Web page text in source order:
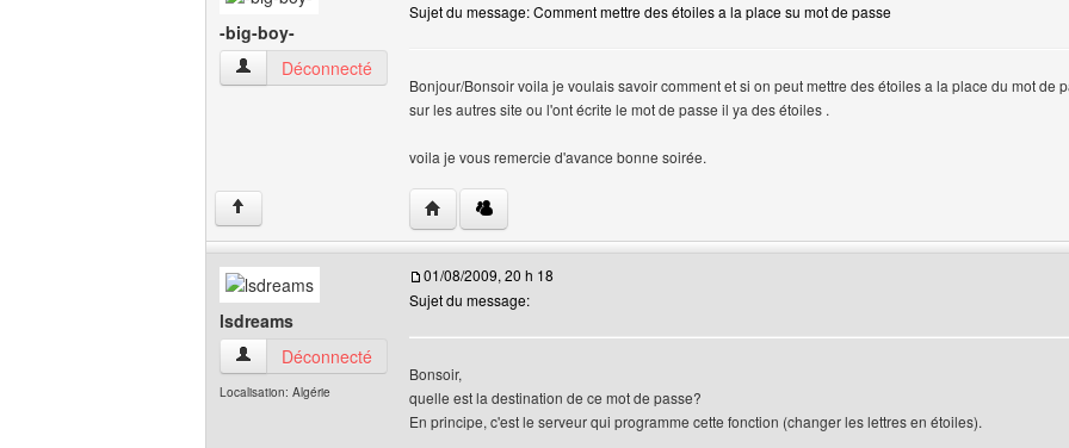
-big-boy-
-big-boy- Voir le profil de l'utilisateur
Déconnecté
Sujet du message: Comment mettre des étoiles a la place su mot de passe
Bonjour/Bonsoir voila je voulais savoir comment et si on peut mettre des étoiles a la place du mot de
sur les autres site ou l'ont écrite le mot de passe il ya des étoiles .
voila je vous remercie d'avance bonne soirée.
↑ Visiter le site web de l'utilisateur: -big-boy-
lsdreams
lsdreams Voir le profil de l'utilisateur
Déconnecté
Localisation: Algérie
01/08/2009, 20 h 18
Sujet du message:
Bonsoir,
quelle est la destination de ce mot de passe?
En principe, c'est le serveur qui programme cette fonction (changer les lettres en étoiles).